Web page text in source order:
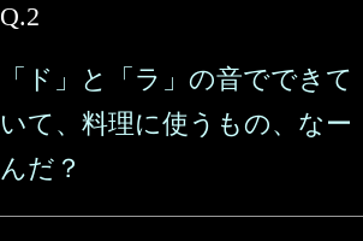
Q.2
「ド」と「ラ」の音でできて
いて、料理に使うもの、なー
んだ？